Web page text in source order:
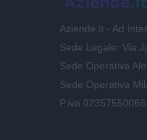
Aziende.it - Ad
Sede Legale: Via
Sede Operativa
Sede Operativa
P.iva 02357550066